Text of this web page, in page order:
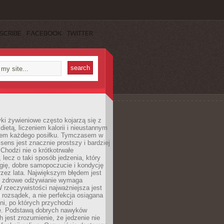
FACEBOOK TWITTER
żywieniowe często kojarzą się z
liczeniem kalorii i nieustannym
każdego posiłku. Tymczasem w
jest znacznie prostszy i bardziej
nie o krótkotrwałe
lecz o taki sposób jedzenia, który
dobre samopoczucie i kondycję
lata. Największym błędem jest
odżywianie wymaga
rzeczywistości najważniejsza jest
rozsądek, a nie perfekcja osiągana
po których przychodzi
Podstawą dobrych nawyków
jest zrozumienie, że jedzenie nie